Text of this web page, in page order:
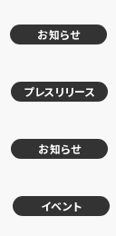
お知らせ
プレスリリース
お知らせ
イベント